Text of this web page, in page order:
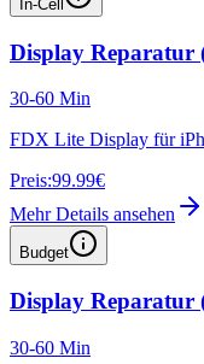
In-Cell
Display
30-60 Min
FDX Lite Display für
Preis:99.99€
Mehr Details ansehen
Budget
Display Reparatur
30-60 Min